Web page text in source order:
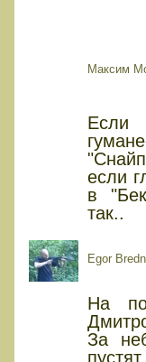
Максим
Если
если
в
так..
Egor
На
За